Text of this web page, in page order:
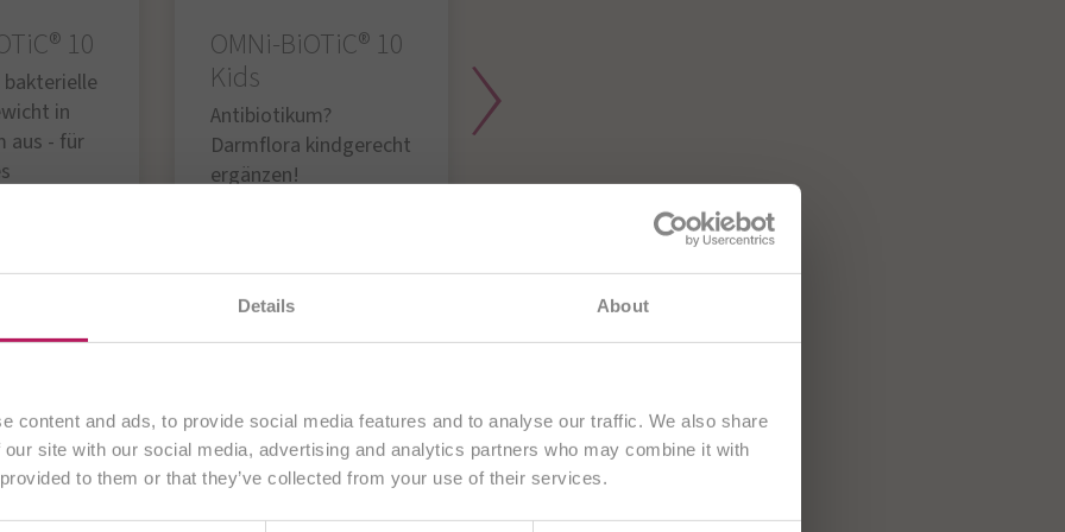
Details About
content and ads, to provide social media features and to analyse our traffic. We also share
site with our social media, advertising and analytics partners who may combine it with
to them or that they’ve collected from your use of their services.
10
in
aus - für
OMNi-BiOTiC® 10
Kids
Antibiotikum?
Darmflora kindgerecht
ergänzen!
Zum Produkt
Zum Produkt
OMNi-BiOTiC®
gerade unsere deutsche Website
. Alle Inhalte richten sich
ausschließlich an Kunden ausDeutschland.
Fortfahren
Anderes Land wählen